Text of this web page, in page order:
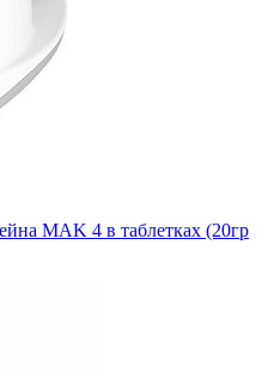
MAK 4 в таблетках (20гр